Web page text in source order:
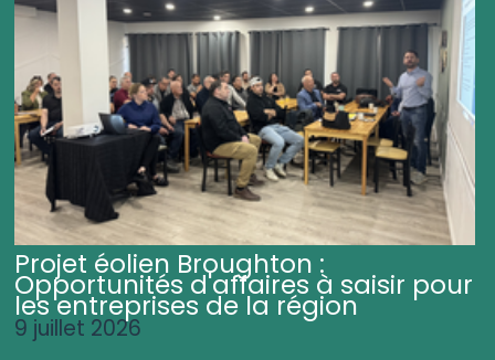
Projet éolien Broughton :
Opportunités d'affaires à saisir pour
les entreprises de la région
9 juillet 2026